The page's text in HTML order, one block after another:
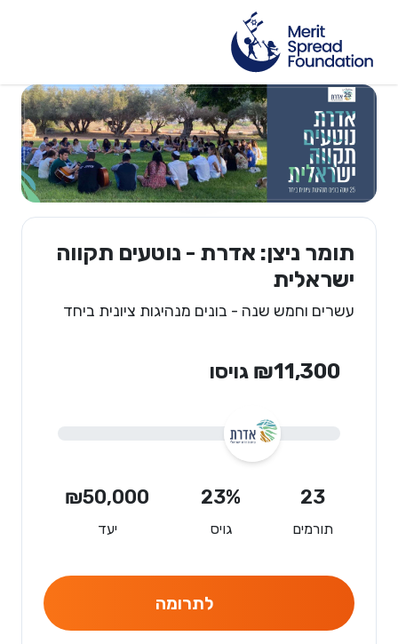
תומר ניצן: אדרת - נוטעים תקווה
ישראלית
עשרים וחמש שנה - בונים מנהיגות ציונית ביחד
₪11,300 גויסו
23
תורמים
23%
גויס
₪50,000
יעד
לתרומה